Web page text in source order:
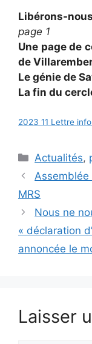
Libérons-
page 1
Une page de
de
Le génie de
La fin du
2023 11 Lettre
Catégories
Actualités,
MRS
Nous ne
« déclaration
annoncée le
Laisser